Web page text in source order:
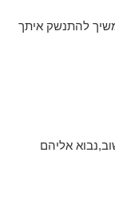
להתנשק איתך
אליהם